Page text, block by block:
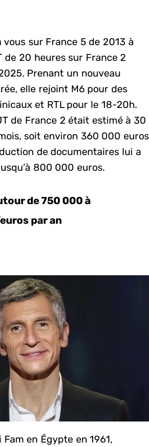
vous sur France 5 de 2013 à
de 20 heures sur France 2
Prenant un nouveau
elle rejoint M6 pour des
et RTL pour le 18-20h.
de France 2 était estimé à 30
soit environ 360 000 euros
de documentaires lui a
800 000 euros.
de 750 000 à
par an
Fam en Égypte en 1961,